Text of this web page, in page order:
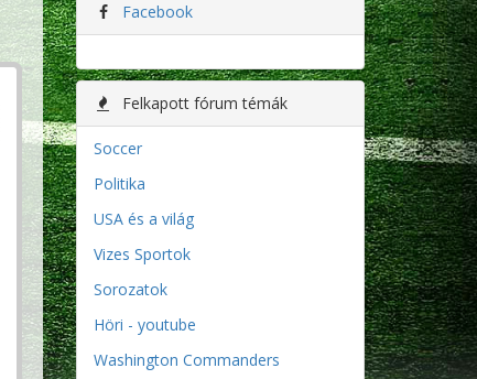
Facebook
Felkapott fórum témák
Soccer
Politika
USA és a világ
Vizes Sportok
Sorozatok
Höri - youtube
Washington Commanders